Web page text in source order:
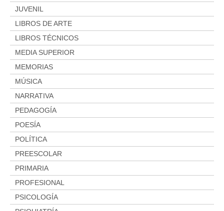
JUVENIL
LIBROS DE ARTE
LIBROS TÉCNICOS
MEDIA SUPERIOR
MEMORIAS
MÚSICA
NARRATIVA
PEDAGOGÍA
POESÍA
POLÍTICA
PREESCOLAR
PRIMARIA
PROFESIONAL
PSICOLOGÍA